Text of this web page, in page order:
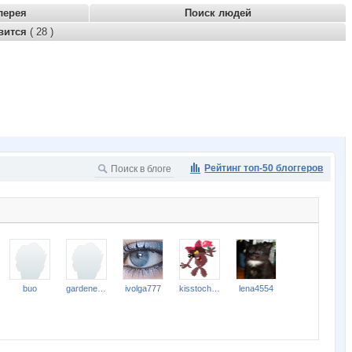
Поиск людей
( 28 )
Рейтинг топ-50 блоггеров
buo ivolga777 lena4554